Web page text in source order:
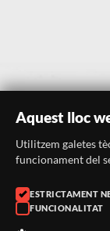
Correu:
Aquest lloc
Utilitzem galetes
funcionament del
ESTRICTAMENT
FUNCIONALITAT